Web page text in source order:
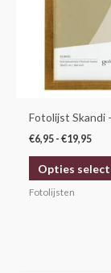
Fotolijst Skandi
€6,95 - €19,95
Opties
Fotolijsten